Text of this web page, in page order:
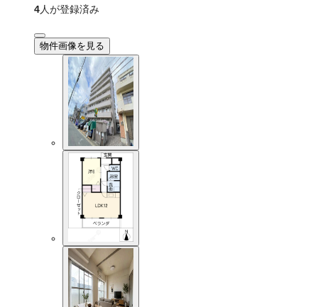
4人が登録済み
物件画像を見る